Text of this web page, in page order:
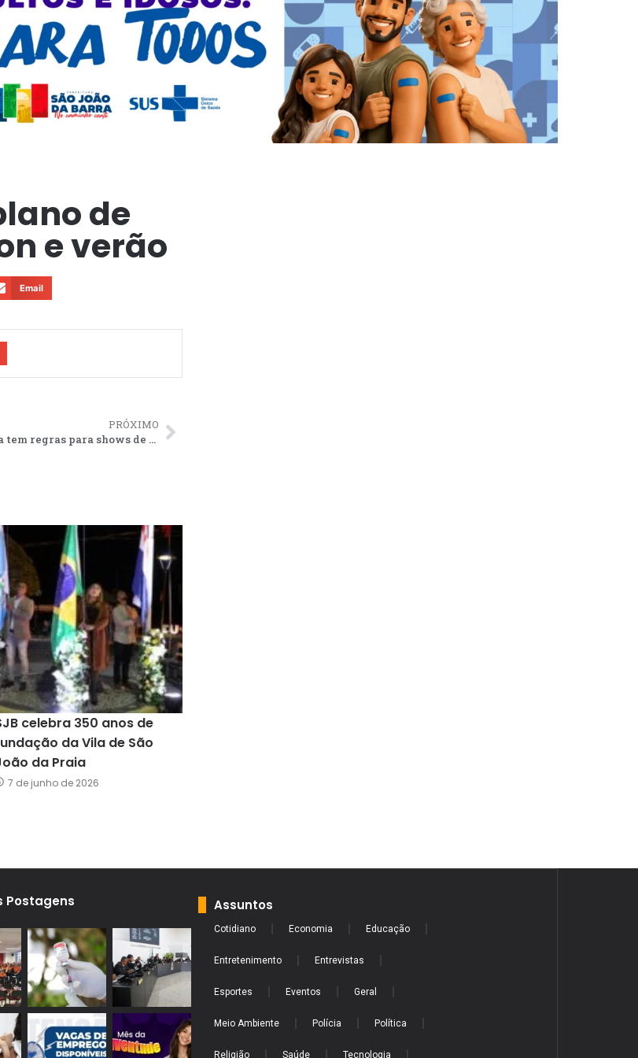
de
e verão
Email
PRÓXIMO
Balneário de Atafona tem regras para shows de Réveillon e verão
celebra 350 anos de
da Vila de São
da Praia
7 de junho de 2026
Postagens Assuntos
Cotidiano Economia Educação
Entretenimento Entrevistas
Esportes Eventos Geral
Meio Ambiente Polícia Política
Religião Saúde Tecnologia